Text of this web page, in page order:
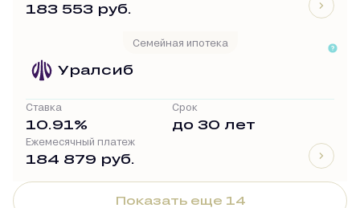
183 553 руб.
Семейная ипотека
Уралсиб
Ставка
10.91%
Срок
до 30 лет
Ежемесячный платеж
184 879 руб.
Показать еще 14